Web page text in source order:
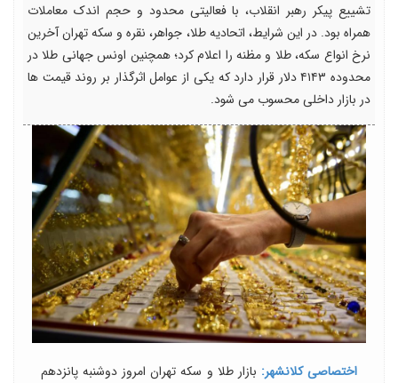
تشییع پیکر رهبر انقلاب، با فعالیتی محدود و حجم اندک معاملات
همراه بود. در این شرایط، اتحادیه طلا، جواهر، نقره و سکه تهران آخرین
نرخ انواع سکه، طلا و مظنه را اعلام کرد؛ همچنین اونس جهانی طلا در
محدوده ۴۱۴۳ دلار قرار دارد که یکی از عوامل اثرگذار بر روند قیمت ها
در بازار داخلی محسوب می شود.
اختصاصی کلانشهر: بازار طلا و سکه تهران امروز دوشنبه پانزدهم